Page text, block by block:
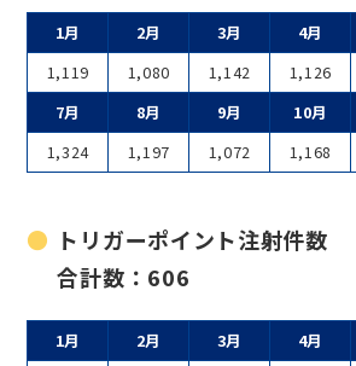
1月 2月 3月 4月
1,119
1,080 1,142 1,126
7月
8月 9月 10月
1,324
1,197 1,072 1,168
トリガーポイント注射件数
合計数：606
1月 2月 3月 4月